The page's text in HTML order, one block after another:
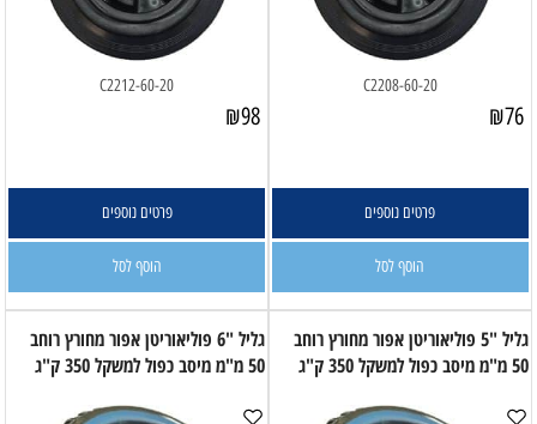
C2208-60-20
₪76
פרטים נוספים
הוסף לסל
C2212-60-20
₪98
פרטים נוספים
הוסף לסל
גליל "5 פוליאוריטן אפור מחורץ רוחב
50 מ"מ מיסב כפול למשקל 350 ק"ג
גליל "6 פוליאוריטן אפור מחורץ רוחב
50 מ"מ מיסב כפול למשקל 350 ק"ג